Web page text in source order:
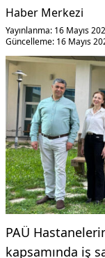
Haber Merkezi
Yayınlanma: 16 Mayıs
Güncelleme: 16 Mayıs
PAÜ
kapsamında iş